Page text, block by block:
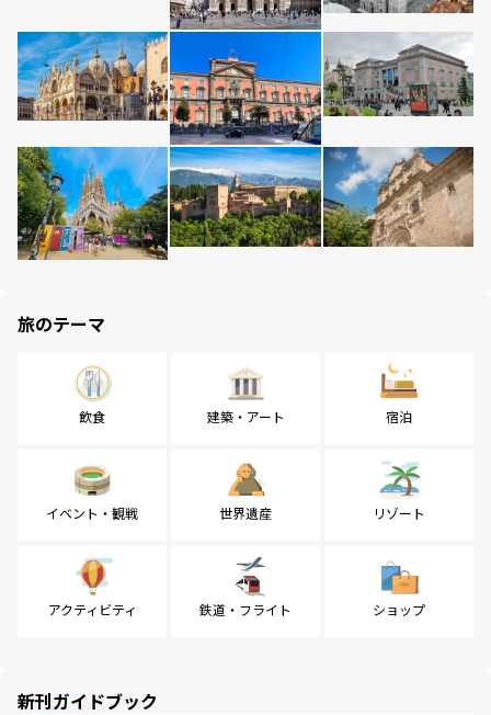
旅のテーマ
飲食 建築・アート 宿泊
イベント・観戦 世界遺産 リゾート
アクティビティ 鉄道・フライト ショップ
新刊ガイドブック